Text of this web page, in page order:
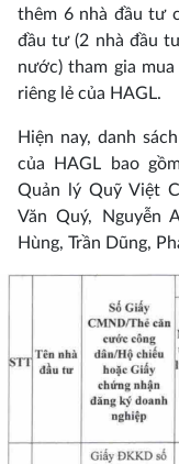
thêm 6 nhà đầu tư
đầu tư (2 nhà đầu
nước) tham gia
riêng lẻ của HAGL.
Hiện nay, danh
của HAGL bao
Quản lý Quỹ Việt
Văn Quý, Nguyễn
Hùng, Trần Dũng,